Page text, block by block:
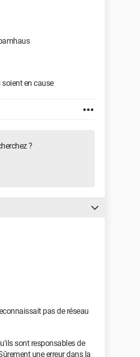
en cause
?
pas de réseau
sont responsables de
une erreur dans la